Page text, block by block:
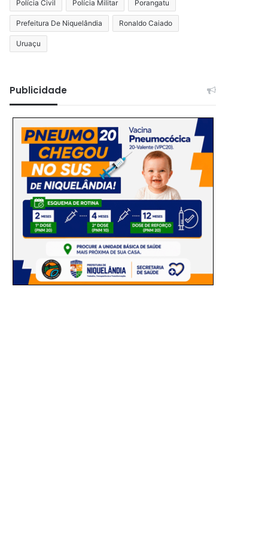
Polícia Civil Polícia Militar Porangatu
Prefeitura De Niquelândia Ronaldo Caiado
Uruaçu
Publicidade